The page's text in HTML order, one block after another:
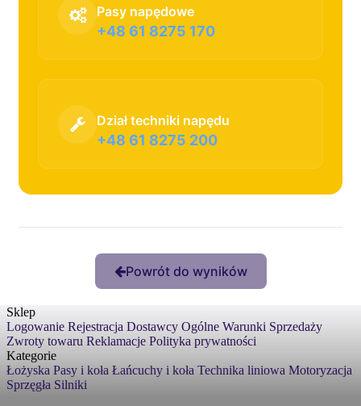
Pasy napędowe
+48 61 8275 170
Dział techniki napędu
+48 61 8275 200
Powrót do wyników
Sklep
Logowanie Rejestracja Dostawcy Ogólne Warunki Sprzedaży
Zwroty towaru Reklamacje Polityka prywatności
Kategorie
Łożyska Pasy i koła Łańcuchy i koła Technika liniowa Motoryzacja
Sprzęgła Silniki